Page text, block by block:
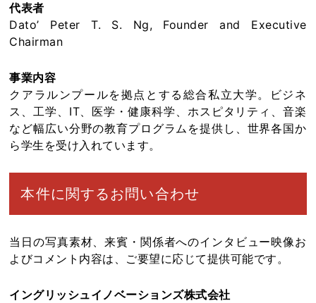
代表者
Dato’ Peter T. S. Ng, Founder and Executive
Chairman
事業内容
クアラルンプールを拠点とする総合私立大学。ビジネ
ス、工学、IT、医学・健康科学、ホスピタリティ、音楽
など幅広い分野の教育プログラムを提供し、世界各国か
ら学生を受け入れています。
本件に関するお問い合わせ
当日の写真素材、来賓・関係者へのインタビュー映像お
よびコメント内容は、ご要望に応じて提供可能です。
イングリッシュイノベーションズ株式会社